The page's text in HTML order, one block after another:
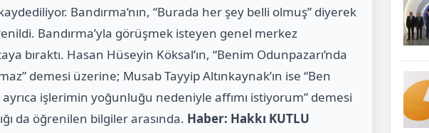
Bandırma’nın, “Burada her şey belli olmuş” diyerek
Bandırma’yla görüşmek isteyen genel merkez
bıraktı. Hasan Hüseyin Köksal’ın, “Benim Odunpazarı’nda
demesi üzerine; Musab Tayyip Altınkaynak’ın ise “Ben
ayrıca işlerimin yoğunluğu nedeniyle affımı istiyorum” demesi
da öğrenilen bilgiler arasında. Haber: Hakkı KUTLU